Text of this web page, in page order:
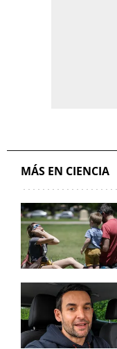
MÁS EN CIENCIA